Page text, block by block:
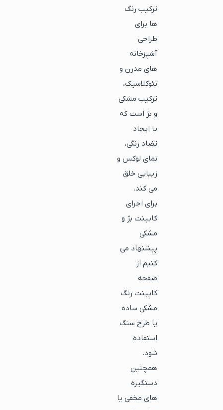
ترکیب رنگ
ها برای
طراحی
آشپزخانه
های مدرن و
نئوکلاسیک،
ترکیب مشکی
و بژ است که
با ایجاد
تضاد رنگی،
نمای لوکس و
زیبایی خلق
می کند.
برای اجرای
کابینت بژ و
مشکی
پیشنهاد می
کنیم از
صفحه
کابینت رنگ
مشکی ساده
یا طرح سنگ
استفاده
شود.
همچنین
دستگیره
های مخفی یا